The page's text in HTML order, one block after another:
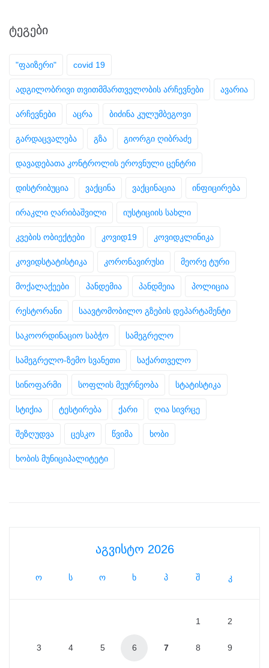
ᲢᲔᲒᲔᲑᲘ
"ფაიზერი" covid 19
ადგილობრივი თვითმმართველობის არჩევნები ავარია
არჩევნები აცრა ბიძინა კულუმბეგოვი
გარდაცვალება გზა გიორგი ღიბრაძე
დავადებათა კონტროლის ეროვნული ცენტრი
დისტრიბუცია ვაქცინა ვაქცინაცია ინფიცირება
ირაკლი ღარიბაშვილი იუსტიციის სახლი
კვების ობიექტები კოვიდ19 კოვიდკლინიკა
კოვიდსტატისტიკა კორონავირუსი მეორე ტური
მოქალაქეები პანდემია პანდმეია პოლიცია
რესტორანი საავტომობილო გზების დეპარტამენტი
საკოორდინაციო საბჭო სამეგრელო
სამეგრელო-ზემო სვანეთი საქართველო
სინოფარმი სოფლის მეურნეობა სტატისტიკა
სტიქია ტესტირება ქარი ღია სივრცე
შეზღუდვა ცესკო წვიმა ხობი
ხობის მუნიციპალიტეტი
აგვისტო 2026
ო ს ო ხ პ შ კ
1 2
3 4 5 6 7 8 9